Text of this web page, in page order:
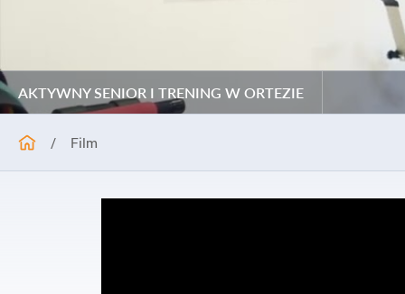
AKTYWNY SENIOR I TRENING W ORTEZIE
/ Film